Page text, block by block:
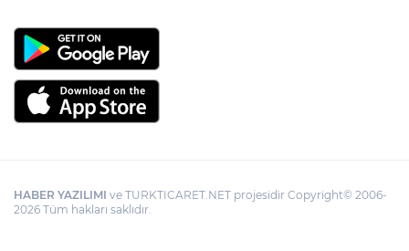
HABER YAZILIMI ve TURKTICARET.NET projesidir Copyright© 2006-
2026 Tüm hakları saklıdır.